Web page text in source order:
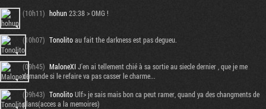
(10h11) hohun23:38 > OMG !
(10h07) Tonolitoau fait the darkness est pas degueu.
(09h45) MaloneXI J'en ai tellement chié à sa sortie au siecle dernier , que je me
demande si le refaire va pas casser le charme...
(09h43) TonolitoUlf> je sais mais bon ca peut ramer, quand ya des changments de
plans(acces a la memoires)